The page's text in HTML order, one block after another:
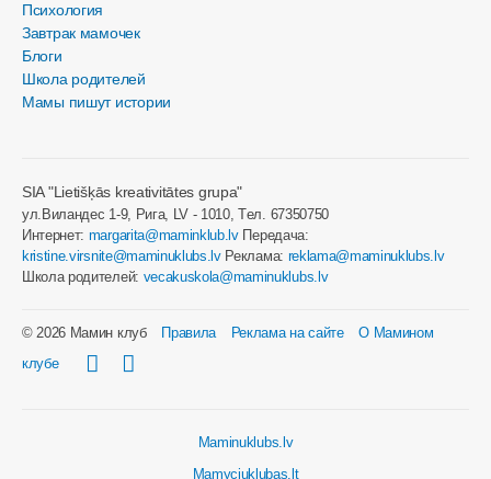
Психология
Завтрак мамочек
Блоги
Школа родителей
Мамы пишут истории
SIA "Lietišķās kreativitātes grupa"
ул.Виландес 1-9, Рига, LV - 1010, Tел. 67350750
Интернет: margarita@maminklub.lvПередача:
kristine.virsnite@maminuklubs.lvРеклама: reklama@maminuklubs.lv
Школа родителей: vecakuskola@maminuklubs.lv
© 2026 Мамин клуб Правила Реклама на сайте
О Мамином
клубе
Maminuklubs.lv
Mamyciuklubas.lt